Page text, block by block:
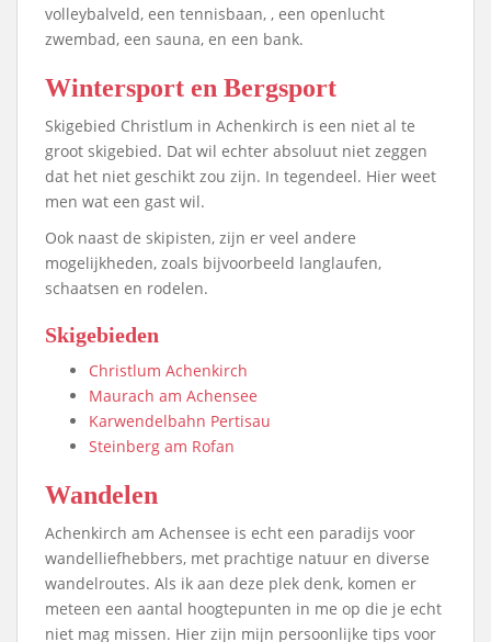
volleybalveld, een tennisbaan, , een openlucht
zwembad, een sauna, en een bank.
Wintersport en Bergsport
Skigebied Christlum in Achenkirch is een niet al te
groot skigebied. Dat wil echter absoluut niet zeggen
dat het niet geschikt zou zijn. In tegendeel. Hier weet
men wat een gast wil.
Ook naast de skipisten, zijn er veel andere
mogelijkheden, zoals bijvoorbeeld langlaufen,
schaatsen en rodelen.
Skigebieden
Christlum Achenkirch
Maurach am Achensee
Karwendelbahn Pertisau
Steinberg am Rofan
Wandelen
Achenkirch am Achensee is echt een paradijs voor
wandelliefhebbers, met prachtige natuur en diverse
wandelroutes. Als ik aan deze plek denk, komen er
meteen een aantal hoogtepunten in me op die je echt
niet mag missen. Hier zijn mijn persoonlijke tips voor